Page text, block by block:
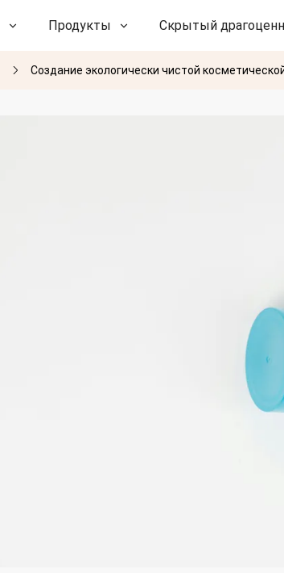
Продукты Скрытый
Создание экологически чистой